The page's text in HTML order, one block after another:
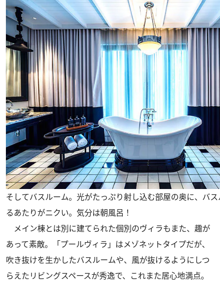
そしてバスルーム。光がたっぷり射し込む部屋の奥に、バ
るあたりがニクい。気分は朝風呂！
メイン棟とは別に建てられた個別のヴィラもまた、趣が
あって素敵。「プールヴィラ」はメゾネットタイプだが、
吹き抜けを生かしたバスルームや、風が抜けるようにしつ
らえたリビングスペースが秀逸で、これまた居心地満点。